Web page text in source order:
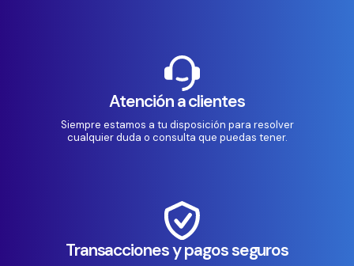
Atención a clientes
Siempre estamos a tu disposición para resolver
cualquier duda o consulta que puedas tener.
Transacciones y pagos seguros